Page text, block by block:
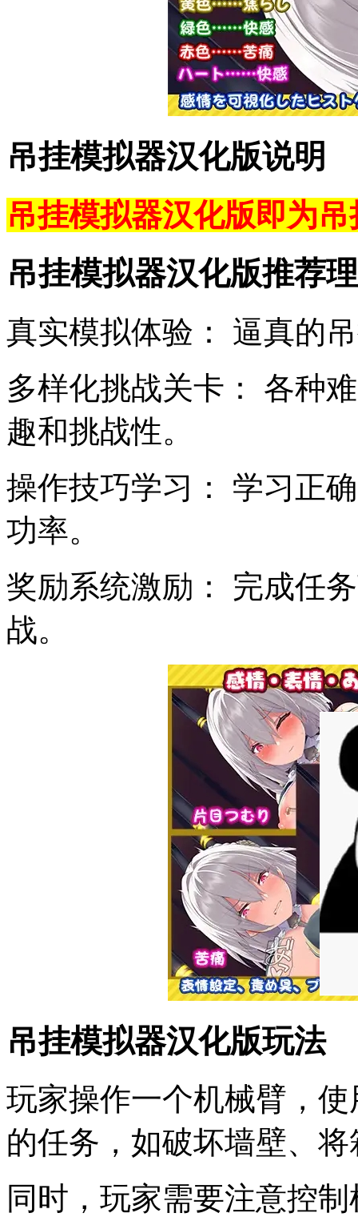
吊挂模拟器汉化版说明
吊挂模拟器汉化版即为
吊挂模拟器汉化版推荐
真实模拟体验： 逼真的
多样化挑战关卡： 各种
趣和挑战性。
操作技巧学习： 学习正
功率。
奖励系统激励： 完成任
战。
吊挂模拟器汉化版玩法
玩家操作一个机械臂，
的任务，如破坏墙壁、
同时，玩家需要注意控